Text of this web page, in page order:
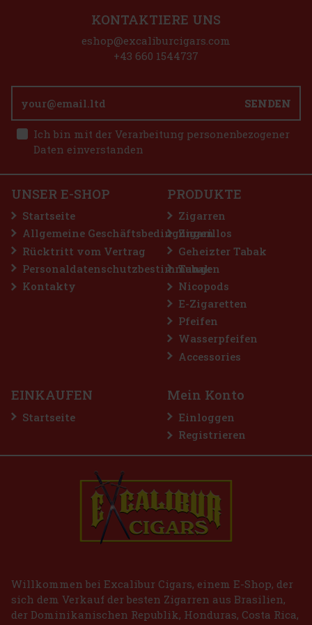
Hookain Cheri Zkittlez Dregonfrut 50g
Drachenfruchtgeschmack.
Bestellen
E-Zigarette LIO BASE PRO - Onyx
AUF LAGER(5 st)
2.47 € ohne VAT
(2 st)
SENDEN
Ich bin mit der Verarbeitung personenbezogener
Daten einverstanden
KONTAKTIERE UNS
eshop@excaliburcigars.com
+43 660 1544737
UNSER E-SHOP
Startseite
Allgemeine Geschäftsbedingungen
Rücktritt vom Vertrag
Personaldatenschutzbestimmungen
Kontakty
PRODUKTE
Zigarren
Zigarillos
Geheizter Tabak
Tabak
Nicopods
E-Zigaretten
Pfeifen
Wasserpfeifen
Accessories
EINKAUFEN
Startseite
Mein Konto
Einloggen
Registrieren
Willkommen bei Excalibur Cigars, einem E-Shop, der
sich dem Verkauf der besten Zigarren aus Brasilien,
der Dominikanischen Republik, Honduras, Costa Rica,